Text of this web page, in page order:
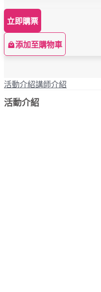
立即購票
添加至購物車
活動介紹講師介紹
活動介紹